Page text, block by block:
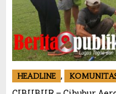
HEADLINE ,